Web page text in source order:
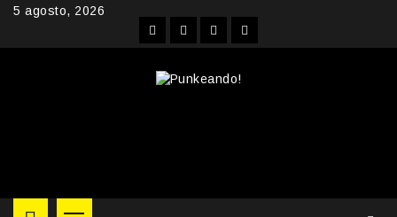
Skip5 agosto, 2026
FacebookInstagram
YouTubeTwitter